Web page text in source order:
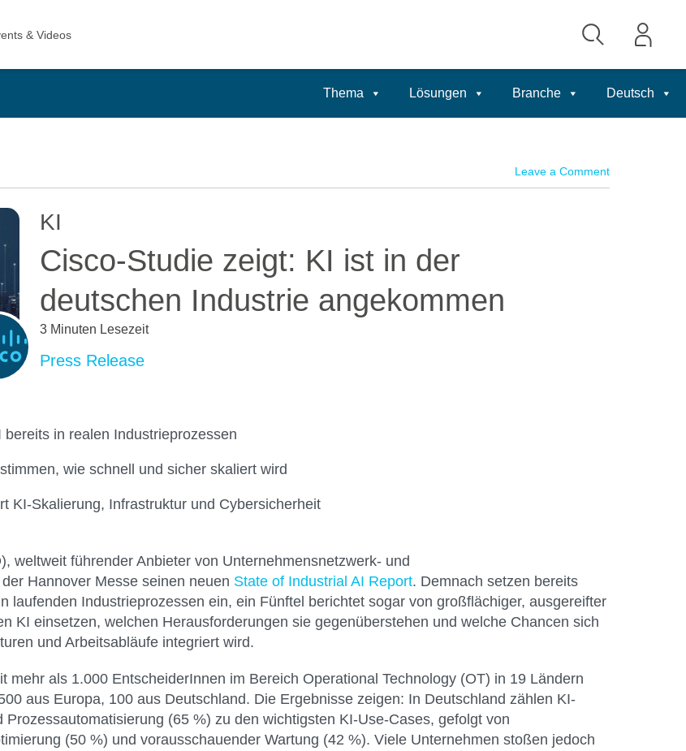
Thema Lösungen Branche Deutsch
Leave a Comment
KI
Cisco-Studie zeigt: KI ist in der
deutschen Industrie angekommen
3 Minuten Lesezeit
Press Release
in realen Industrieprozessen
wie schnell und sicher skaliert wird
KI-Skalierung, Infrastruktur und Cybersicherheit
weltweit führender Anbieter von Unternehmensnetzwerk- und
Hannover Messe seinen neuen State of Industrial AI Report. Demnach setzen bereits
laufenden Industrieprozessen ein, ein Fünftel berichtet sogar von großflächiger, ausgereifter
KI einsetzen, welchen Herausforderungen sie gegenüberstehen und welche Chancen sich
und Arbeitsabläufe integriert wird.
mehr als 1.000 EntscheiderInnen im Bereich Operational Technology (OT) in 19 Ländern
aus Europa, 100 aus Deutschland. Die Ergebnisse zeigen: In Deutschland zählen KI-
(65 %) zu den wichtigsten KI-Use-Cases, gefolgt von
(50 %) und vorausschauender Wartung (42 %). Viele Unternehmen stoßen jedoch